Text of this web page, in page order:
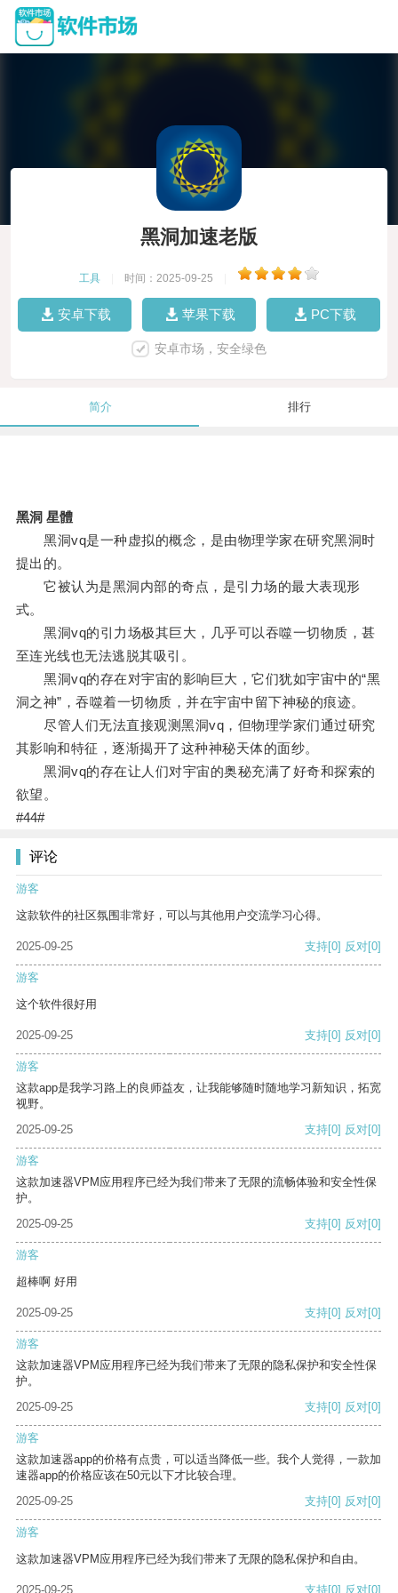
黑洞加速老版
工具 时间：2025-09-25
安卓下载 苹果下载 PC下载
安卓市场，安全绿色
简介 排行
黑洞 星體
黑洞vq是一种虚拟的概念，是由物理学家在研究黑洞时
提出的。
它被认为是黑洞内部的奇点，是引力场的最大表现形
式。
黑洞vq的引力场极其巨大，几乎可以吞噬一切物质，甚
至连光线也无法逃脱其吸引。
黑洞vq的存在对宇宙的影响巨大，它们犹如宇宙中的“黑
洞之神”，吞噬着一切物质，并在宇宙中留下神秘的痕迹。
尽管人们无法直接观测黑洞vq，但物理学家们通过研究
其影响和特征，逐渐揭开了这种神秘天体的面纱。
黑洞vq的存在让人们对宇宙的奥秘充满了好奇和探索的
欲望。
#44#
评论
游客
这款软件的社区氛围非常好，可以与其他用户交流学习心得。
2025-09-25 支持[0] 反对[0]
游客
这个软件很好用
2025-09-25 支持[0] 反对[0]
游客
这款app是我学习路上的良师益友，让我能够随时随地学习新知识，拓宽
视野。
2025-09-25
支持[0] 反对[0]
游客
这款加速器VPM应用程序已经为我们带来了无限的流畅体验和安全性保
护。
2025-09-25
支持[0] 反对[0]
游客
超棒啊 好用
2025-09-25 支持[0] 反对[0]
游客
这款加速器VPM应用程序已经为我们带来了无限的隐私保护和安全性保
护。
2025-09-25
支持[0] 反对[0]
游客
这款加速器app的价格有点贵，可以适当降低一些。我个人觉得，一款加
速器app的价格应该在50元以下才比较合理。
2025-09-25
支持[0] 反对[0]
游客
这款加速器VPM应用程序已经为我们带来了无限的隐私保护和自由。
2025-09-25 支持[0] 反对[0]